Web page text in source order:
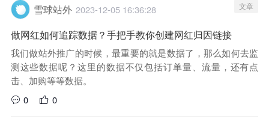
雪球站外 2023-12-05 16:36:28 文章
做网红如何追踪数据？手把手教你创建网红归因链接
我们做站外推广的时候，最重要的就是数据了，那么如何去监
测这些数据呢？这里的数据不仅包括订单量、流量，还有点
击、加购等等数据。
0
0